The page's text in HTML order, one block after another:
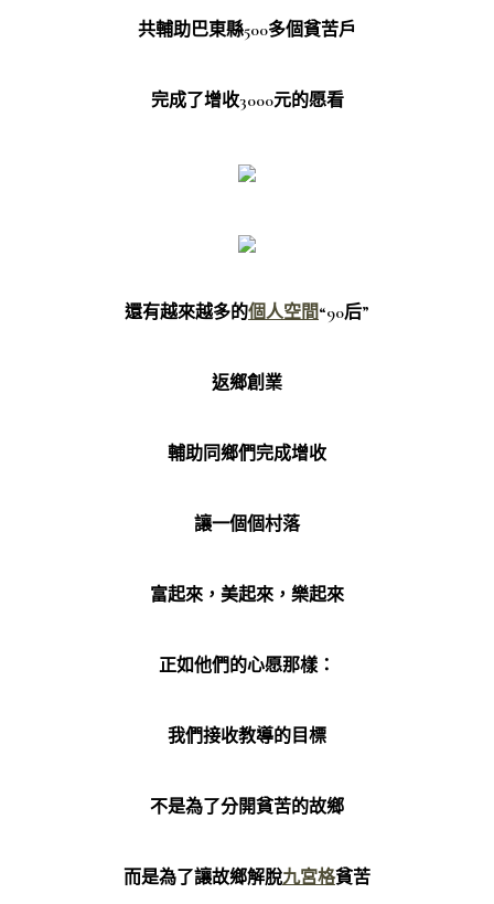
共輔助巴東縣500多個貧苦戶
完成了增收3000元的愿看
還有越來越多的個人空間“90后”
返鄉創業
輔助同鄉們完成增收
讓一個個村落
富起來，美起來，樂起來
正如他們的心愿那樣：
我們接收教導的目標
不是為了分開貧苦的故鄉
而是為了讓故鄉解脫九宮格貧苦